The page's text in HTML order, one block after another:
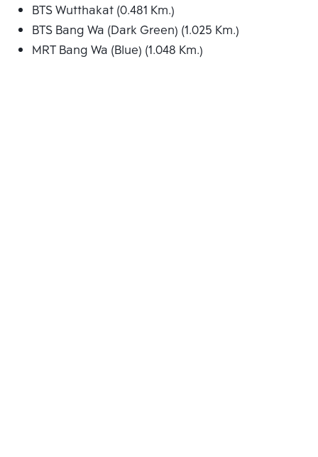
BTS Wutthakat (0.481 Km.)
BTS Bang Wa (Dark Green) (1.025 Km.)
MRT Bang Wa (Blue) (1.048 Km.)